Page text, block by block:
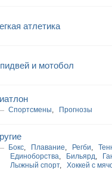
атлетика
и мотобол
Спортсмены, Прогнозы
Бокс, Плавание, Регби,
Единоборства, Бильярд,
Лыжный спорт, Хоккей с